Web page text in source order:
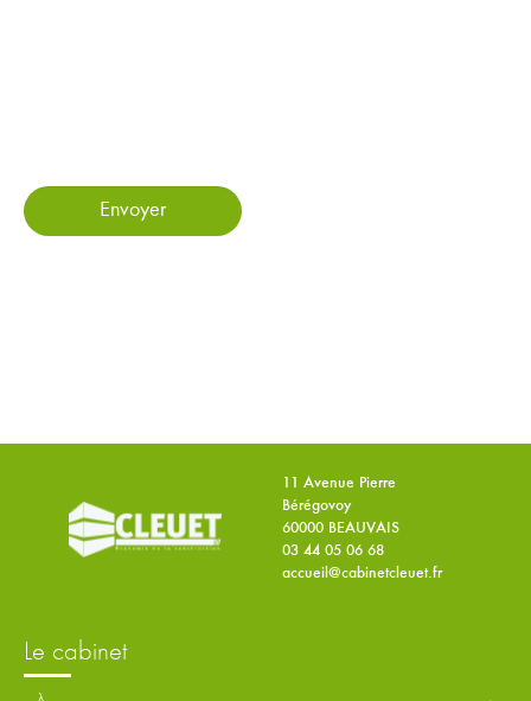
11 Avenue Pierre
Bérégovoy
60000 BEAUVAIS
03 44 05 06 68
accueil@cabinetcleuet.fr
le cabinet